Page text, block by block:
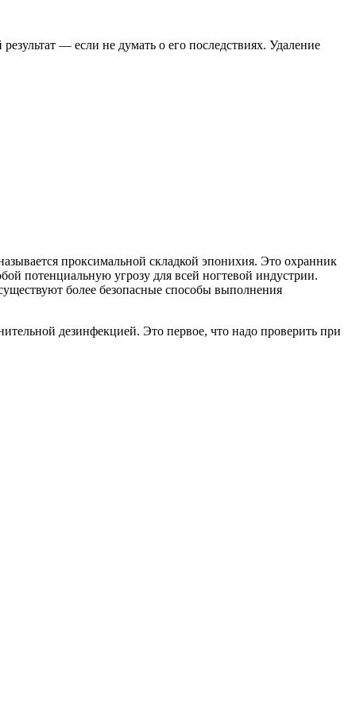
— если не думать о его последствиях. Удаление
проксимальной складкой эпонихия. Это охранник
потенциальную угрозу для всей ногтевой индустрии.
более безопасные способы выполнения
дезинфекцией. Это первое, что надо проверить при